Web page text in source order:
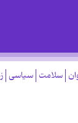
سلامت سیاسی